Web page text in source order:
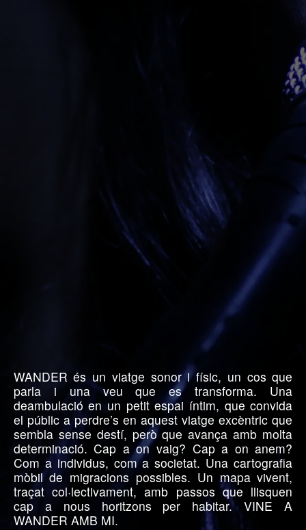
WANDER és un viatge sonor i físic, un cos que
parla i una veu que es transforma. Una
deambulació en un petit espai íntim, que convida
el públic a perdre’s en aquest viatge excèntric que
sembla sense destí, però que avança amb molta
determinació. Cap a on vaig? Cap a on anem?
Com a individus, com a societat. Una cartografia
mòbil de migracions possibles. Un mapa vivent,
traçat col·lectivament, amb passos que llisquen
cap a nous horitzons per habitar. VINE A
WANDER AMB MI.